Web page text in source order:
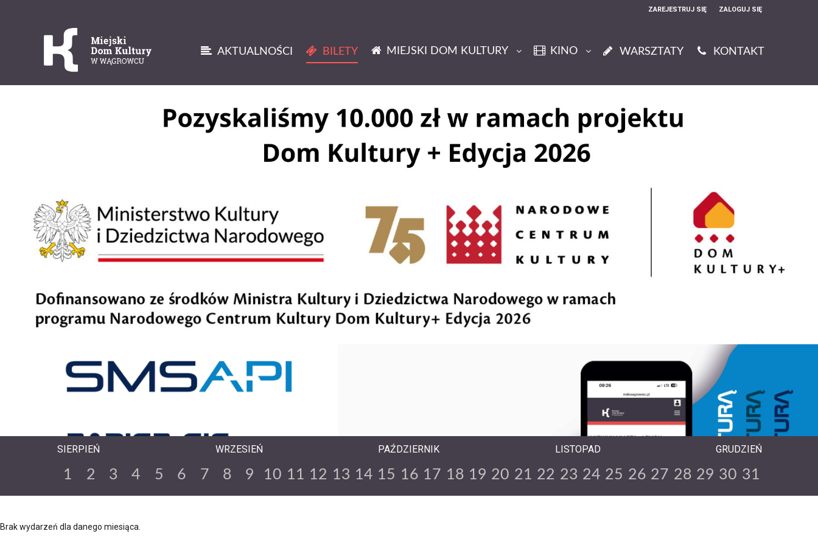
'
ZAREJESTRUJ SIĘ ZALOGUJ SIĘ
0,00
AKTUALNOŚCI BILETY MIEJSKI DOM KULTURY KINO WARSZTATY KONTAKT
SIERPIEŃ WRZESIEŃ PAŹDZIERNIK LISTOPAD GRUDZIEŃ
1 2 3 4 5 6 7 8 9 10 11 12 13 14 15 16 17 18 19 20 21 22 23 24 25 26 27 28 29 30 31
Brak wydarzeń dla danego miesiąca.